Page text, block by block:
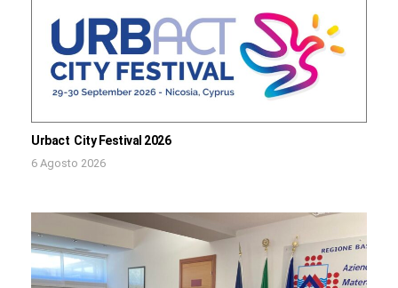
Urbact City Festival 2026
6 Agosto 2026